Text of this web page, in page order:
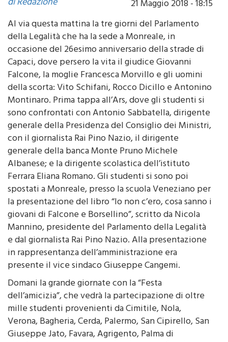
Al via questa mattina la tre giorni del Parlamento
della Legalità che ha la sede a Monreale, in
occasione del 26esimo anniversario della strade di
Capaci, dove persero la vita il giudice Giovanni
Falcone, la moglie Francesca Morvillo e gli uomini
della scorta: Vito Schifani, Rocco Dicillo e Antonino
Montinaro. Prima tappa all’Ars, dove gli studenti si
sono confrontati con Antonio Sabbatella, dirigente
generale della Presidenza del Consiglio dei Ministri,
con il giornalista Rai Pino Nazio, il dirigente
generale della banca Monte Pruno Michele
Albanese; e la dirigente scolastica dell’istituto
Ferrara Eliana Romano. Gli studenti si sono poi
spostati a Monreale, presso la scuola Veneziano per
la presentazione del libro “Io non c’ero, cosa sanno i
giovani di Falcone e Borsellino”, scritto da Nicola
Mannino, presidente del Parlamento della Legalità
e dal giornalista Rai Pino Nazio. Alla presentazione
in rappresentanza dell’amministrazione era
presente il vice sindaco Giuseppe Cangemi.
Domani la grande giornate con la “Festa
dell’amicizia”, che vedrà la partecipazione di oltre
mille studenti provenienti da Cimitile, Nola,
Verona, Bagheria, Cerda, Palermo, San Cipirello, San
Giuseppe Jato, Favara, Agrigento, Palma di
Montechiaro e Monreale, che da piazza Guglielmo